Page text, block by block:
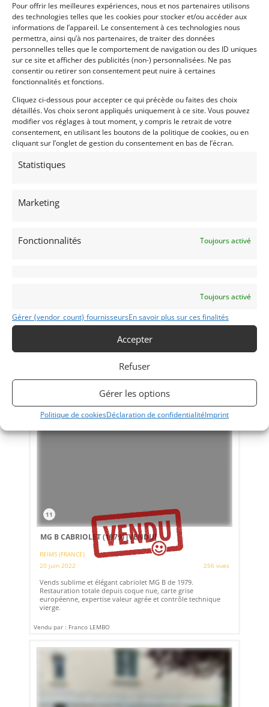
Pour offrir les meilleures expériences, nous et nos partenaires utilisons
des technologies telles que les cookies pour stocker et/ou accéder aux
informations de l’appareil. Le consentement à ces technologies nous
permettra, ainsi qu’à nos partenaires, de traiter des données
personnelles telles que le comportement de navigation ou des ID uniques
sur ce site et afficher des publicités (non-) personnalisées. Ne pas
consentir ou retirer son consentement peut nuire à certaines
fonctionnalités et fonctions.
Cliquez ci-dessous pour accepter ce qui précède ou faites des choix
détaillés. Vos choix seront appliqués uniquement à ce site. Vous pouvez
modifier vos réglages à tout moment, y compris le retrait de votre
consentement, en utilisant les boutons de la politique de cookies, ou en
cliquant sur l’onglet de gestion du consentement en bas de l’écran.
Statistiques
Marketing
Fonctionnalités Toujours activé
Toujours activé
Gérer {vendor_count} fournisseursEn savoir plus sur ces finalités
Accepter
Refuser
Gérer les options
Politique de cookiesDéclaration de confidentialitéImprint
32
PORSCHE 912 KARMANN COUPÉ (1969)[VENDU]
(69) RHôNE
teinte d'origine Ossi Blue. Exemplaire matching numbers.
Expertise, factures, certificat Porsche, carnet d'entretien
Vendu par : Mecanic Gallery
11
MG B CABRIOLET (1979)[VENDU]
REIMS (FRANCE)
20 juin 2022
256 vues
Vends sublime et élégant cabriolet MG B de 1979.
Restauration totale depuis coque nue, carte grise
européenne, expertise valeur agrée et contrôle technique
vierge.
Vendu par : Franco LEMBO